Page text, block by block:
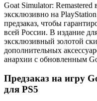
Goat Simulator: Remastered
эксклюзивно на
предзаказ, чтобы
всей России. В издание
эксклюзивный золотой
дополнительных
анархии с обновленным
Предзаказ на игру
для PS5